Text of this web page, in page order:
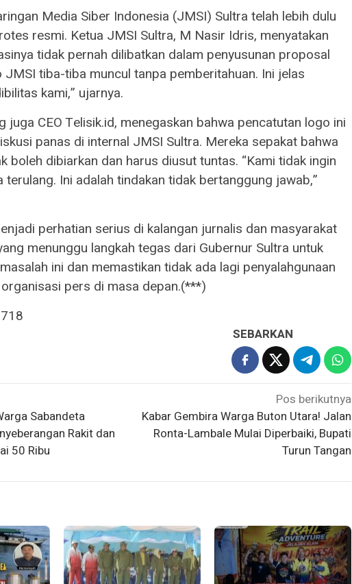
Media Siber Indonesia (JMSI) Sultra telah lebih dulu
resmi. Ketua JMSI Sultra, M Nasir Idris, menyatakan
tidak pernah dilibatkan dalam penyusunan proposal
JMSI tiba-tiba muncul tanpa pemberitahuan. Ini jelas
kami,” ujarnya.
juga CEO Telisik.id, menegaskan bahwa pencatutan logo ini
panas di internal JMSI Sultra. Mereka sepakat bahwa
boleh dibiarkan dan harus diusut tuntas. “Kami tidak ingin
terulang. Ini adalah tindakan tidak bertanggung jawab,”
perhatian serius di kalangan jurnalis dan masyarakat
menunggu langkah tegas dari Gubernur Sultra untuk
ini dan memastikan tidak ada lagi penyalahgunaan
pers di masa depan.(***)
718
SEBARKAN
Sabandeta
Rakit dan
50 Ribu
Pos berikutnya
Kabar Gembira Warga Buton Utara! Jalan
Ronta-Lambale Mulai Diperbaiki, Bupati
Turun Tangan